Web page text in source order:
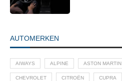
AUTOMERKEN
AIWAYS ALPINE ASTON MARTIN
CHEVROLET CITROËN CUPRA